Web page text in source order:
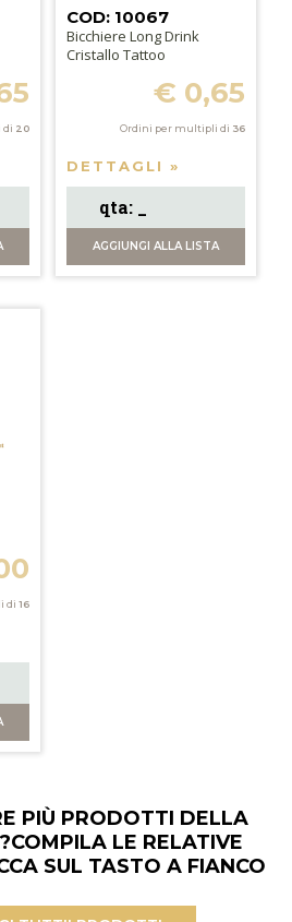
di 20
COD: 10067
Bicchiere Long Drink
Cristallo Tattoo
€ 0,65
Ordini per multipli di 36
DETTAGLI »
AGGIUNGI ALLA LISTA
di 16
PIÙ PRODOTTI DELLA
COMPILA LE RELATIVE
SUL TASTO A FIANCO